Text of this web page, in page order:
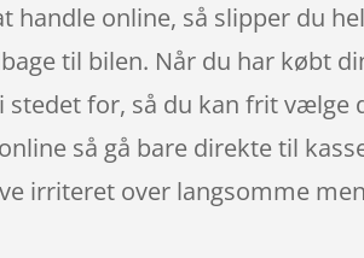
handle online, så slipper du
til bilen. Når du har købt
for, så du kan frit vælge
så gå bare direkte til
irriteret over langsomme